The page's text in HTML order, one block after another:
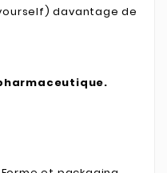
davantage de